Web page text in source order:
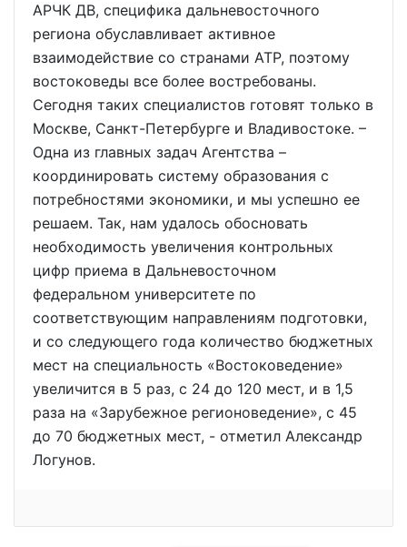
АРЧК ДВ, специфика дальневосточного
региона обуславливает активное
взаимодействие со странами АТР, поэтому
востоковеды все более востребованы.
Сегодня таких специалистов готовят только в
Москве, Санкт-Петербурге и Владивостоке. –
Одна из главных задач Агентства –
координировать систему образования с
потребностями экономики, и мы успешно ее
решаем. Так, нам удалось обосновать
необходимость увеличения контрольных
цифр приема в Дальневосточном
федеральном университете по
соответствующим направлениям подготовки,
и со следующего года количество бюджетных
мест на специальность «Востоковедение»
увеличится в 5 раз, с 24 до 120 мест, и в 1,5
раза на «Зарубежное регионоведение», с 45
до 70 бюджетных мест, - отметил Александр
Логунов.